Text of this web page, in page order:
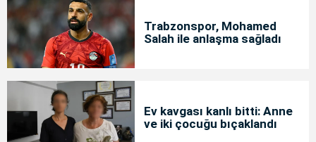
Trabzonspor, Mohamed
Salah ile anlaşma sağladı
Ev kavgası kanlı bitti: Anne
ve iki çocuğu bıçaklandı